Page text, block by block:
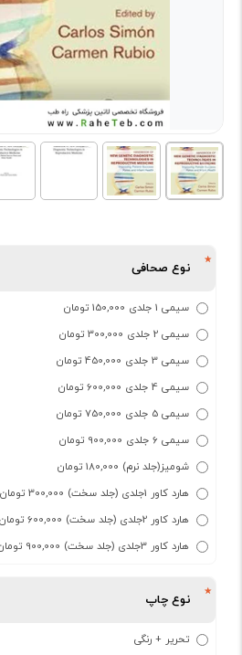
نوع صحافی
سیمی 1 جلدی 150,000 تومان
سیمی 2 جلدی 300,000 تومان
سیمی 3 جلدی 450,000 تومان
سیمی 4 جلدی 600,000 تومان
سیمی 5 جلدی 750,000 تومان
سیمی 6 جلدی 900,000 تومان
شومیز(جلد نرم) 180,000 تومان
هارد کاور 1جلدی (جلد سخت) 300,000 تومان
هارد کاور 2جلدی (جلد سخت) 600,000 تومان
هارد کاور 3جلدی (جلد سخت) 900,000 تومان
نوع چاپ
تحریر + رنگی